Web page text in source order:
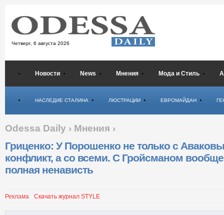
Четверг, 6 августа 2026
Новости News Мнения Мода и Стиль
НАСЛЕДИЕ СТАЛИНА ЛЮСТРАЦИИ ЕВРОМАЙДАН
Odessa Daily › Мнения ›
Гриценко: У Порошенко не только с
конфликт, а со всеми. С Гройсманом вообще
полная ненависть
Реклама Скачать журнал STYLE